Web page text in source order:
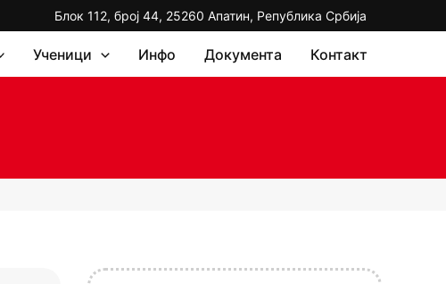
Блок 112, број 44, 25260 Апатин, Република Србија
Ученици Инфо Документа Контакт